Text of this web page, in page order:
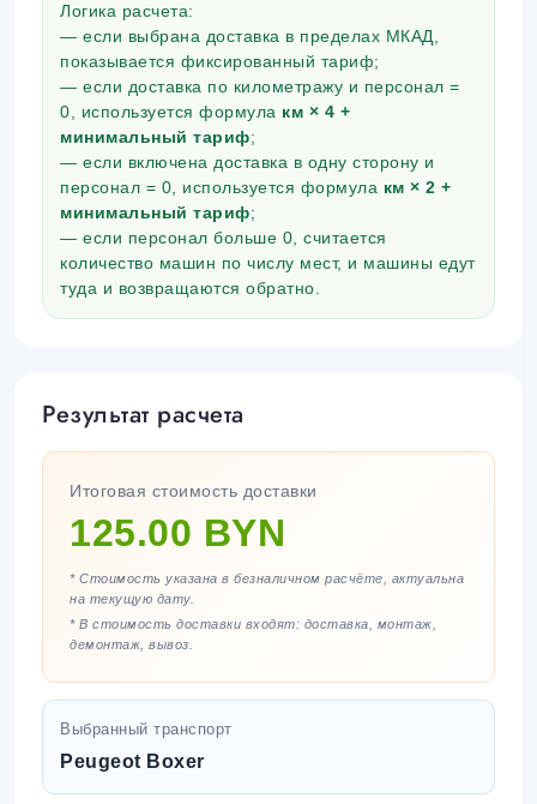
Логика расчета:
— если выбрана доставка в пределах МКАД,
показывается фиксированный тариф;
— если доставка по километражу и персонал =
0, используется формула км × 4 +
минимальный тариф;
— если включена доставка в одну сторону и
персонал = 0, используется формула км × 2 +
минимальный тариф;
— если персонал больше 0, считается
количество машин по числу мест, и машины едут
туда и возвращаются обратно.
Результат расчета
Итоговая стоимость доставки
125.00 BYN
* Стоимость указана в безналичном расчёте, актуальна
на текущую дату.
* В стоимость доставки входят: доставка, монтаж,
демонтаж, вывоз.
Выбранный транспорт
Peugeot Boxer